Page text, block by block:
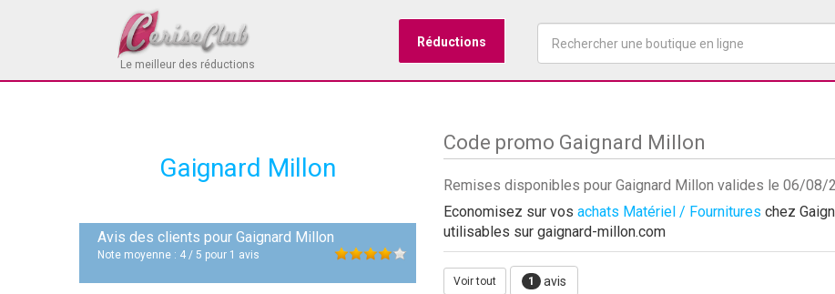
Le meilleur des réductions
Réductions
Gaignard Millon
Avis des clients pour Gaignard Millon
Note moyenne : 4 / 5 pour 1 avis
Code promo Gaignard Millon
Remises disponibles pour Gaignard Millon valides le 06/08/
Economisez sur vos achats Matériel / Fournitures chez
utilisables sur gaignard-millon.com
Voir tout 1 avis